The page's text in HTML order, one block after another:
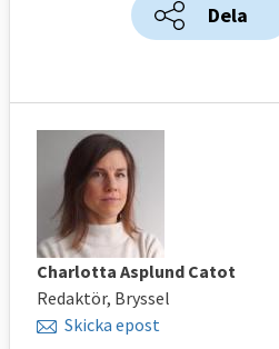
Dela
Charlotta Asplund Catot
Redaktör, Bryssel
Skicka epost